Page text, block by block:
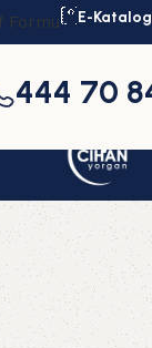
Formu E-Katalog
444 70
dosya